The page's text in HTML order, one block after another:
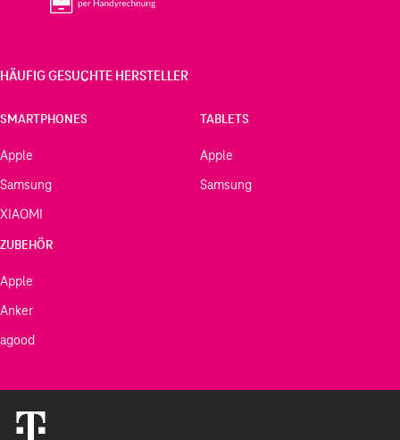
HÄUFIG GESUCHTE HERSTELLER
SMARTPHONES
Apple
Samsung
XIAOMI
TABLETS
Apple
Samsung
ZUBEHÖR
Apple
Anker
agood